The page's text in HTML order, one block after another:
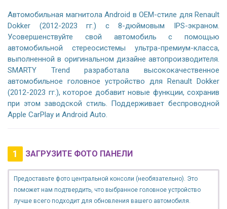
Автомобильная магнитола Android в OEM-стиле для Renault
Dokker (2012-2023 гг.) с 8-дюймовым IPS-экраном.
Усовершенствуйте свой автомобиль с помощью
автомобильной стереосистемы ультра-премиум-класса,
выполненной в оригинальном дизайне автопроизводителя.
SMARTY Trend разработала высококачественное
автомобильное головное устройство для Renault Dokker
(2012-2023 гг.), которое добавит новые функции, сохранив
при этом заводской стиль. Поддерживает беспроводной
Apple CarPlay и Android Auto.
1 ЗАГРУЗИТЕ ФОТО ПАНЕЛИ
Предоставьте фото центральной консоли (необязательно). Это
поможет нам подтвердить, что выбранное головное устройство
лучше всего подходит для обновления вашего автомобиля.